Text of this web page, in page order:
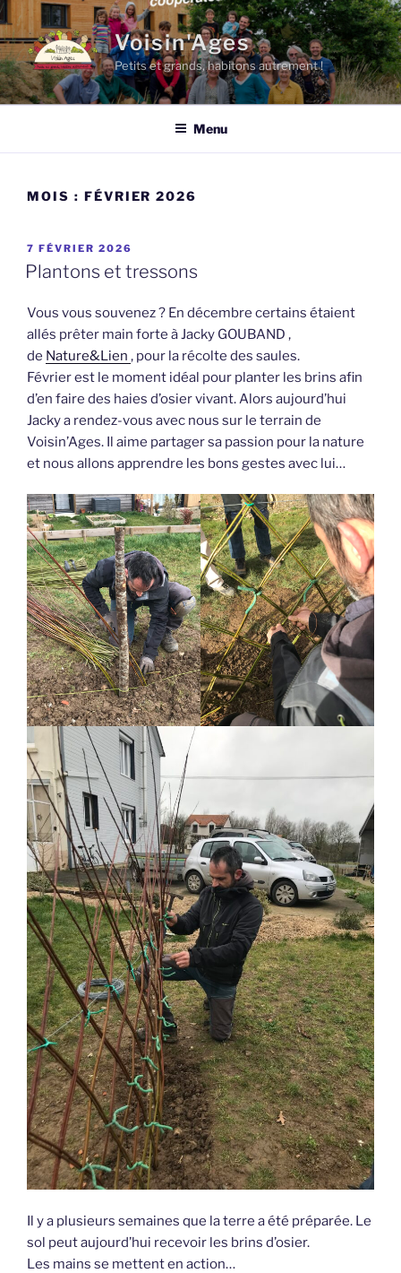
Aller
au
contenu
principal
Voisin'Ages
Petits et grands, habitons autrement !
Menu
MOIS : FÉVRIER 2026
PUBLIÉ
LE
7 FÉVRIER 2026
Plantons et tressons
Vous vous souvenez ? En décembre certains étaient
allés prêter main forte à Jacky GOUBAND ,
de Nature&Lien , pour la récolte des saules.
Février est le moment idéal pour planter les brins afin
d’en faire des haies d’osier vivant. Alors aujourd’hui
Jacky a rendez-vous avec nous sur le terrain de
Voisin’Ages. Il aime partager sa passion pour la nature
et nous allons apprendre les bons gestes avec lui…
Il y a plusieurs semaines que la terre a été préparée. Le
sol peut aujourd’hui recevoir les brins d’osier.
Les mains se mettent en action…